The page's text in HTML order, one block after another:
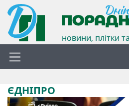
новини, плітки
ЄДНІПРО